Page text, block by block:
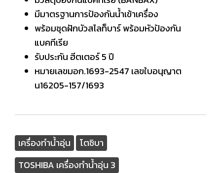
มีมาตรฐานการป้องกันน้ำเข้าเครื่อง
พร้อมชุดฝักบัวสไลท็บาร์ พร้อมหัวป้องกัน
แบคทีเรีย
รับประกัน ฮีตเตอร์ 5 ปี
หมายเลขมอก.1693-2547 เลขใบอนุญาต
น16205-157/1693
เครื่องทำน้ำอุ่น
โตชิบา
TOSHIBA เครื่องทำน้ำอุ่น 3